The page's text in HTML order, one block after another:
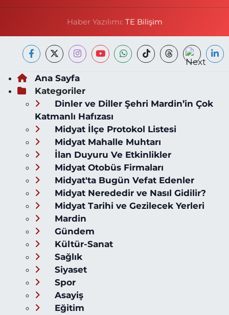
Haber Yazılımı: TE Bilişim
Ana Sayfa
Kategoriler
Dinler ve Diller Şehri Mardin’in Çok
Katmanlı Hafızası
Midyat İlçe Protokol Listesi
Midyat Mahalle Muhtarı
İlan Duyuru Ve Etkinlikler
Midyat Otobüs Firmaları
Midyat'ta Bugün Vefat Edenler
Midyat Nerededir ve Nasıl Gidilir?
Midyat Tarihi ve Gezilecek Yerleri
Mardin
Gündem
Kültür-Sanat
Sağlık
Siyaset
Spor
Asayiş
Eğitim